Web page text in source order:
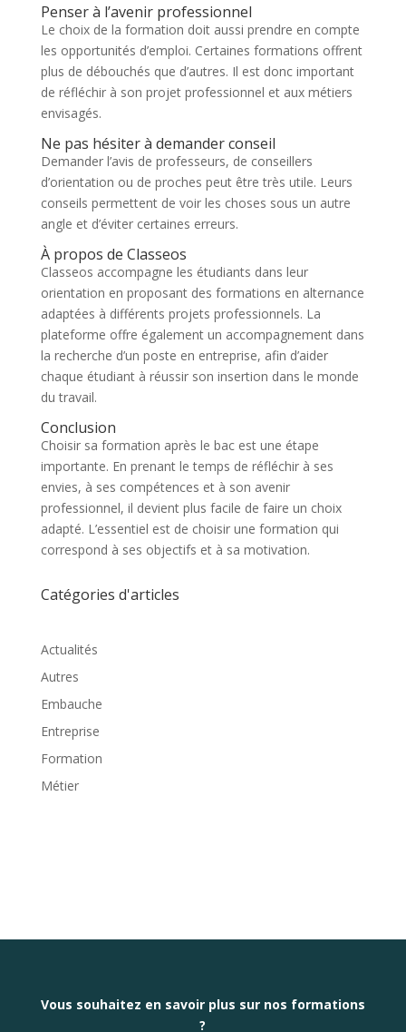
Penser à l’avenir professionnel
Le choix de la formation doit aussi prendre en compte
les opportunités d’emploi. Certaines formations offrent
plus de débouchés que d’autres. Il est donc important
de réfléchir à son projet professionnel et aux métiers
envisagés.
Ne pas hésiter à demander conseil
Demander l’avis de professeurs, de conseillers
d’orientation ou de proches peut être très utile. Leurs
conseils permettent de voir les choses sous un autre
angle et d’éviter certaines erreurs.
À propos de Classeos
Classeos accompagne les étudiants dans leur
orientation en proposant des formations en alternance
adaptées à différents projets professionnels. La
plateforme offre également un accompagnement dans
la recherche d’un poste en entreprise, afin d’aider
chaque étudiant à réussir son insertion dans le monde
du travail.
Conclusion
Choisir sa formation après le bac est une étape
importante. En prenant le temps de réfléchir à ses
envies, à ses compétences et à son avenir
professionnel, il devient plus facile de faire un choix
adapté. L’essentiel est de choisir une formation qui
correspond à ses objectifs et à sa motivation.
Catégories d'articles
Actualités
Autres
Embauche
Entreprise
Formation
Métier
Vous souhaitez en savoir plus sur nos formations
?